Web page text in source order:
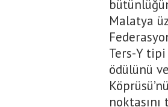
Malatya
Ters-Y
ödülünü